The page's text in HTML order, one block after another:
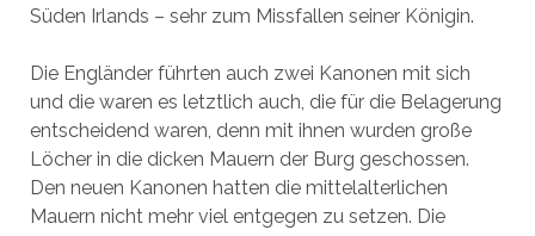
Süden Irlands – sehr zum Missfallen seiner Königin.
Die Engländer führten auch zwei Kanonen mit sich
und die waren es letztlich auch, die für die Belagerung
entscheidend waren, denn mit ihnen wurden große
Löcher in die dicken Mauern der Burg geschossen.
Den neuen Kanonen hatten die mittelalterlichen
Mauern nicht mehr viel entgegen zu setzen. Die